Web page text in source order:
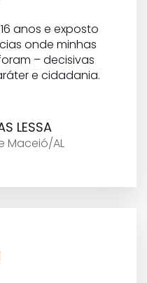
anos e exposto
onde minhas
– decisivas
e cidadania.
LESSA
Maceió/AL